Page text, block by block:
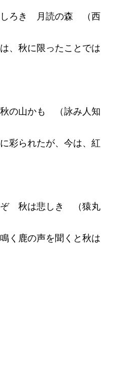
ろき 月読の森 （西
、秋に限ったことでは
の山かも （詠み人知
彩られたが、今は、紅
秋は悲しき （猿丸
く鹿の声を聞くと秋は